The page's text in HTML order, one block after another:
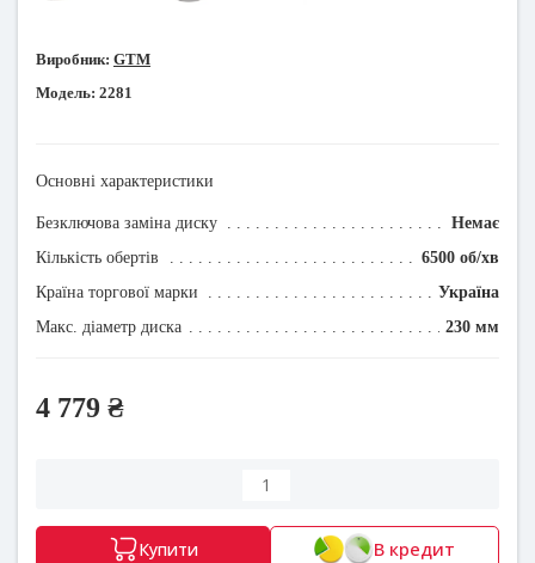
Виробник: GTM
Модель: 2281
Основні характеристики
Безключова заміна диску
Немає
Кількість обертів
6500 об/хв
Країна торгової марки
Україна
Макс. діаметр диска
230 мм
4 779 ₴
Купити В кредит